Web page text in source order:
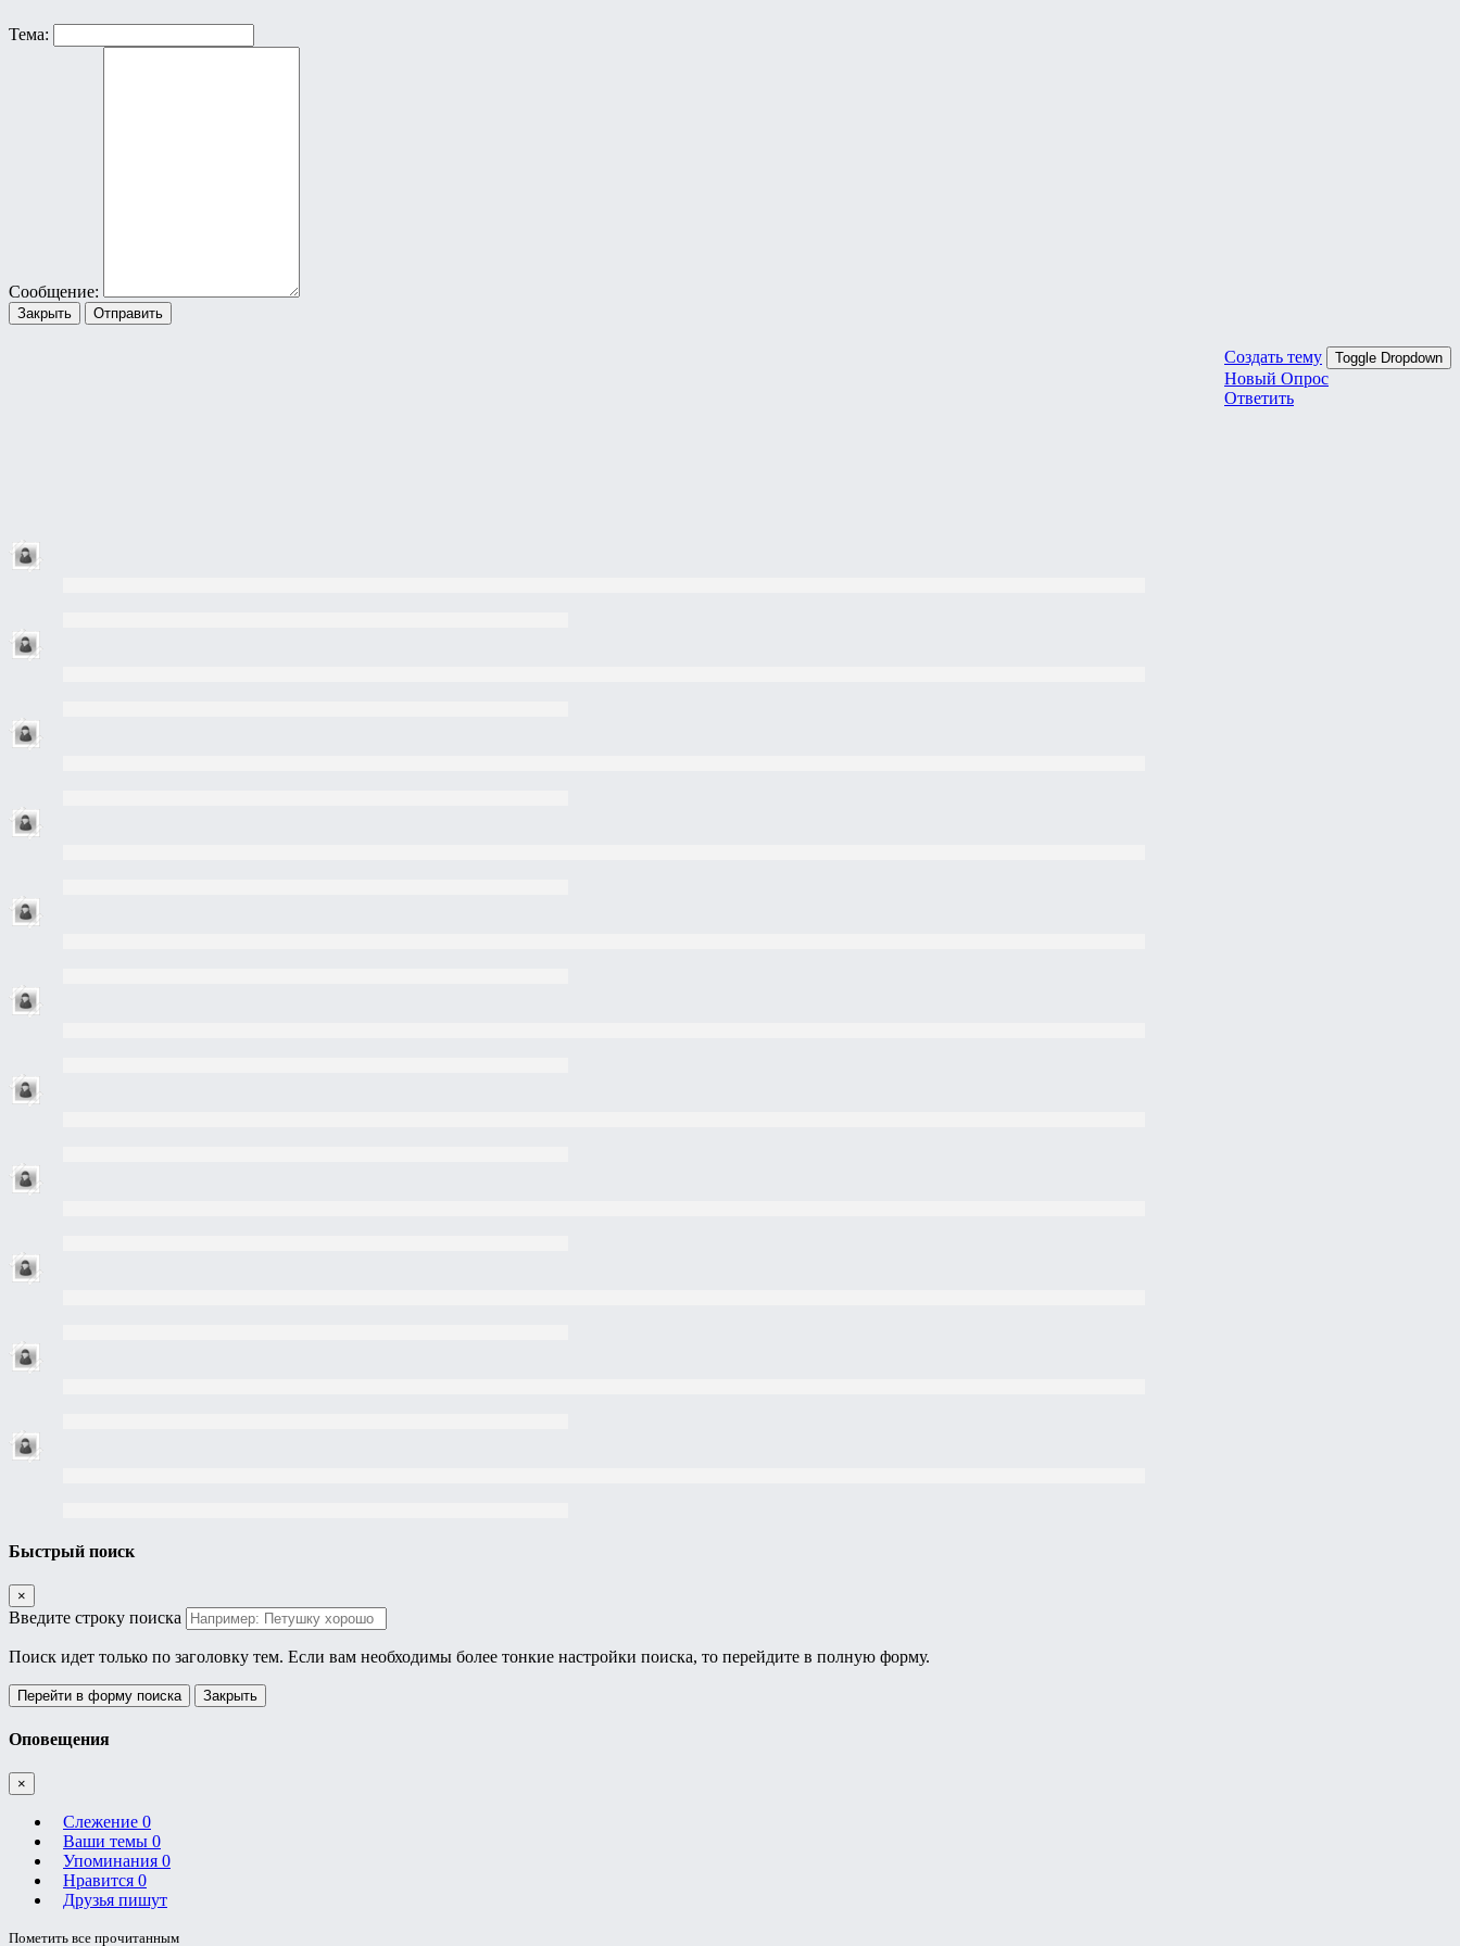
Тема:
Сообщение:
Закрыть Отправить
Создать тему Toggle Dropdown
Новый Опрос
Ответить
Быстрый поиск
×
Введите строку поиска
Поиск идет только по заголовку тем. Если вам необходимы более тонкие настройки поиска, то перейдите в полную форму.
Перейти в форму поиска Закрыть
Оповещения
×
Слежение 0
Ваши темы 0
Упоминания 0
Нравится 0
Друзья пишут
Пометить все прочитанным